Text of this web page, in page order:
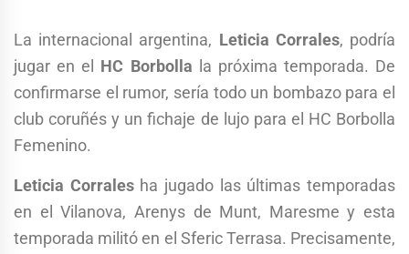
La internacional argentina, Leticia Corrales, podría
jugar en el HC Borbolla la próxima temporada. De
confirmarse el rumor, sería todo un bombazo para el
club coruñés y un fichaje de lujo para el HC Borbolla
Femenino.
Leticia Corralesha jugado las últimas temporadas
en el Vilanova, Arenys de Munt, Maresme y esta
temporada militó en el Sferic Terrasa. Precisamente,